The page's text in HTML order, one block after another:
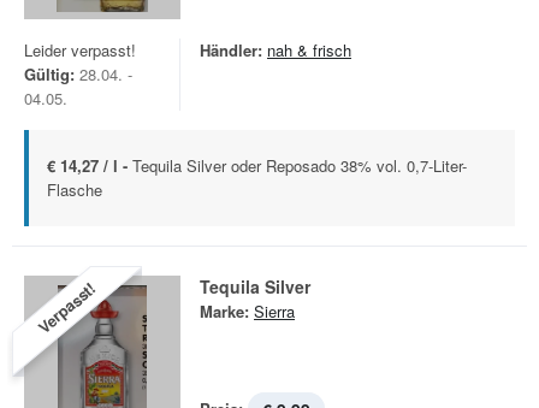
Leider verpasst!
Gültig: 28.04. -
04.05.
Händler: nah & frisch
€ 14,27 / l - Tequila Silver oder Reposado 38% vol. 0,7-Liter-
Flasche
Verpasst! Tequila Silver
Marke: Sierra